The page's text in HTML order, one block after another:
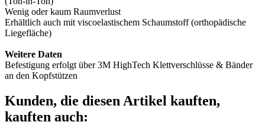
Wenig oder kaum Raumverlust
Erhältlich auch mit viscoelastischem Schaumstoff (orthopädische
Liegefläche)
Weitere Daten
Befestigung erfolgt über 3M HighTech Klettverschlüsse & Bänder
an den Kopfstützen
Kunden, die diesen Artikel kauften,
kauften auch: